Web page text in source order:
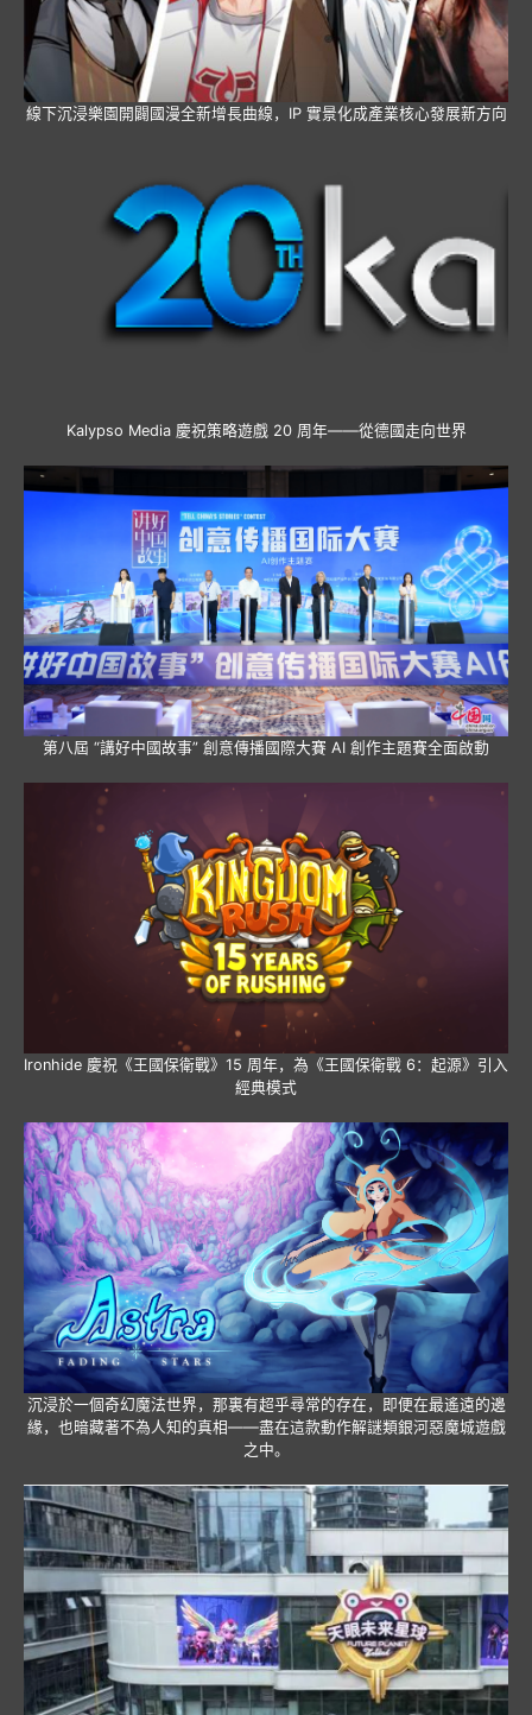
線下沉浸樂園開闢國漫全新增長曲線，IP 實景化成產業核心發展新方向
Kalypso Media 慶祝策略遊戲 20 周年——從德國走向世界
第八屆 “講好中國故事” 創意傳播國際大賽 AI 創作主題賽全面啟動
Ironhide 慶祝《王國保衛戰》15 周年，為《王國保衛戰 6：起源》引入
經典模式
沉浸於一個奇幻魔法世界，那裏有超乎尋常的存在，即便在最遙遠的邊
緣，也暗藏著不為人知的真相——盡在這款動作解謎類銀河惡魔城遊戲
之中。